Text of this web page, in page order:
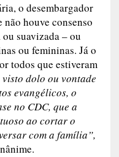
o desembargador
houve consenso
suavizada – ou
ou femininas. Já o
todos que estiveram
dolo ou vontade
evangélicos, o
no CDC, que a
ao cortar o
com a família”,